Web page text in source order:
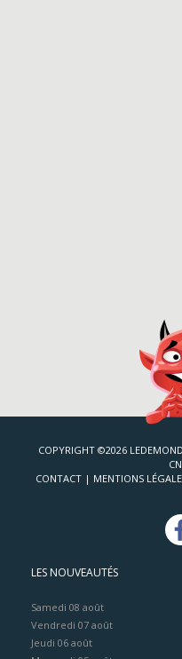
COPYRIGHT ©2026
CONTACT | MENTIONS
LES NOUVEAUTÉS
Samedi 08 août
Vendredi 07 août
Jeudi 06 août